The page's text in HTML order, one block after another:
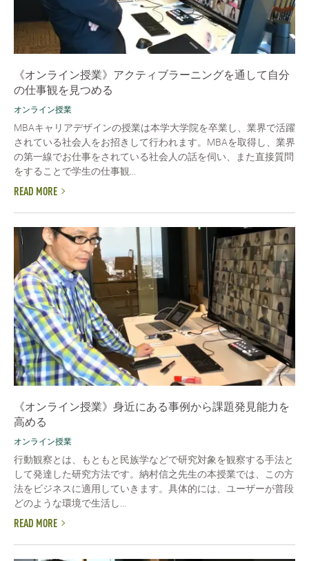
《オンライン授業》アクティブラーニングを通して自分
の仕事観を見つめる
オンライン授業
MBAキャリアデザインの授業は本学大学院を卒業し、業界で活躍
されている社会人をお招きして行われます。MBAを取得し、業界
の第一線でお仕事をされている社会人の話を伺い、また直接質問
をすることで学生の仕事観...
READ MORE
《オンライン授業》身近にある事例から課題発見能力を
高める
オンライン授業
行動観察とは、もともと民族学などで研究対象を観察する手法と
して発達した研究方法です。納村信之先生の本授業では、この方
法をビジネスに適用していきます。具体的には、ユーザーが普段
どのような環境で生活し...
READ MORE